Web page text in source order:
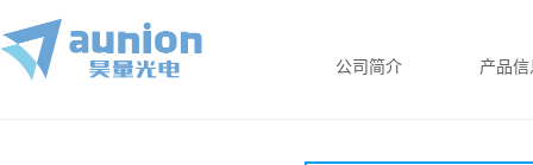
公司简介 产品信